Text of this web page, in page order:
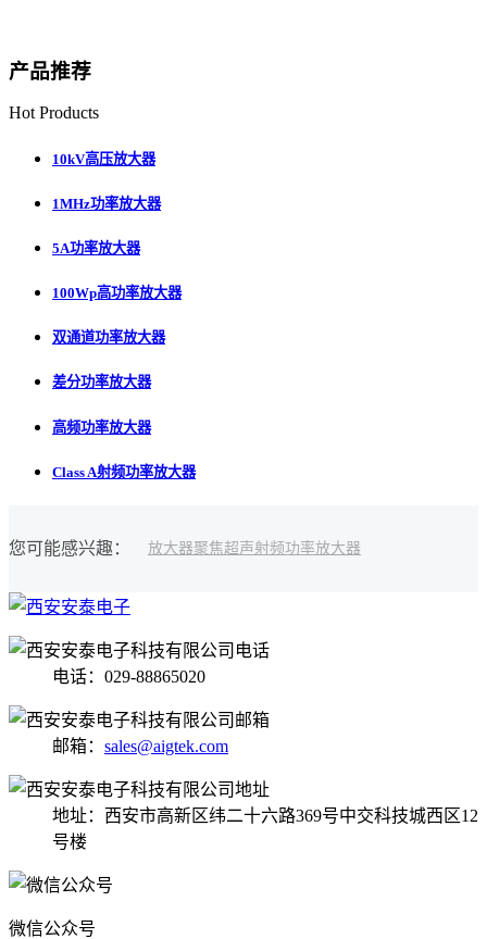
产品推荐
Hot Products
10kV高压放大器
1MHz功率放大器
5A功率放大器
100Wp高功率放大器
双通道功率放大器
差分功率放大器
高频功率放大器
Class A射频功率放大器
您可能感兴趣： 放大器聚焦超声射频功率放大器
电话：029-88865020
邮箱： sales@aigtek.com
地址：西安市高新区纬二十六路369号中交科技城西区12
号楼
微信公众号